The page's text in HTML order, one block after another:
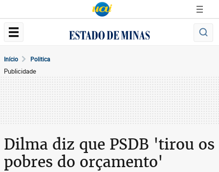
Início Politica
Publicidade
Dilma diz que PSDB 'tirou os
pobres do orçamento'